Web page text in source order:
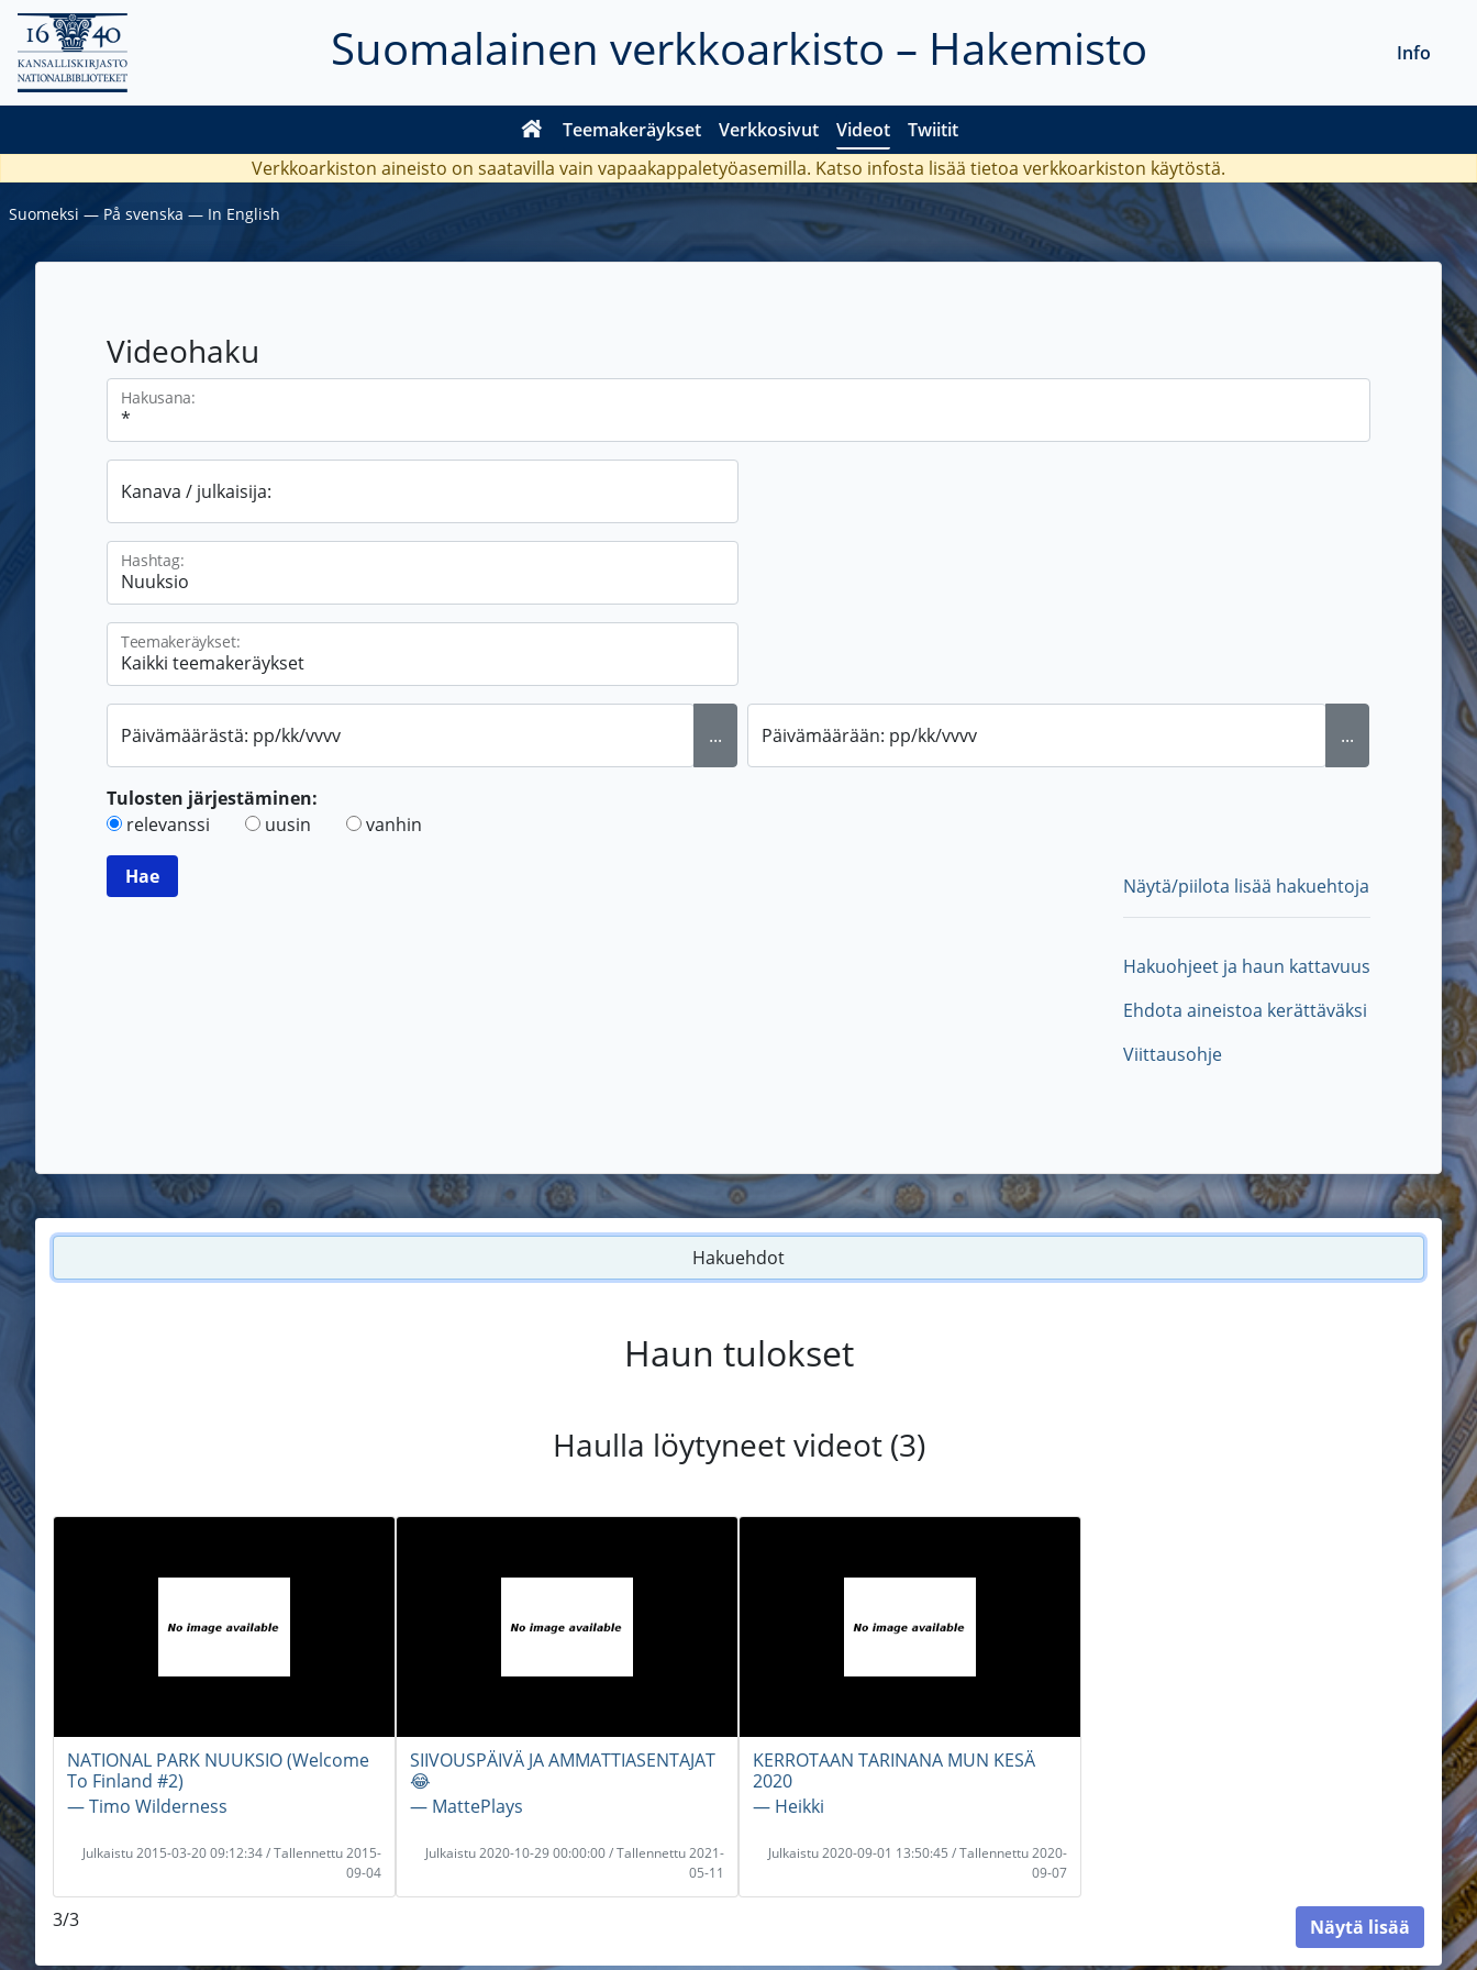
Suomalainen verkkoarkisto – Hakemisto
Teemakeräykset Verkkosivut Videot Twiitit
Info
Verkkoarkiston aineisto on saatavilla vain vapaakappaletyöasemilla. Katso infosta lisää tietoa verkkoarkiston käytöstä.
Suomeksi ― På svenska ― In English
Videohaku
Hakusana:
Kanava / julkaisija:
Hashtag:
Teemakeräykset:
Päivämäärästä: pp/kk/vvvv ... Päivämäärään: pp/kk/vvvv ...
Tulosten järjestäminen:
relevanssi
uusin vanhin
Näytä/piilota lisää hakuehtoja
Hakuohjeet ja haun kattavuus
Ehdota aineistoa kerättäväksi
Viittausohje
Hakuehdot
Haun tulokset
Haulla löytyneet videot (3)
NATIONAL PARK NUUKSIO (Welcome
To Finland #2)
― Timo Wilderness
Julkaistu 2015-03-20 09:12:34 / Tallennettu 2015-
09-04
SIIVOUSPÄIVÄ JA AMMATTIASENTAJAT
😂
― MattePlays
Julkaistu 2020-10-29 00:00:00 / Tallennettu 2021-
05-11
KERROTAAN TARINANA MUN KESÄ
2020
― Heikki
Julkaistu 2020-09-01 13:50:45 / Tallennettu 2020-
09-07
3/3 Näytä lisää